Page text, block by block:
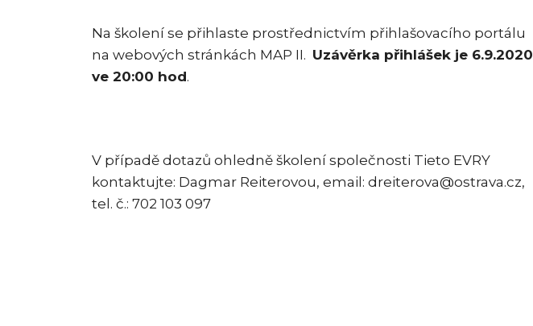
Na školení se přihlaste prostřednictvím přihlašovacího portálu
na webových stránkách MAP II. Uzávěrka přihlášek je 6.9.2020
ve 20:00 hod.
V případě dotazů ohledně školení společnosti Tieto EVRY
kontaktujte: Dagmar Reiterovou, email: dreiterova@ostrava.cz,
tel. č.: 702 103 097